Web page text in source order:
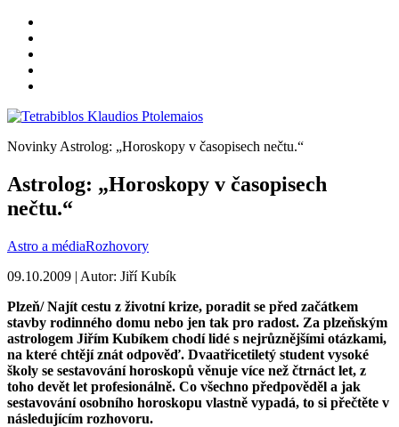
Novinky Astrolog: „Horoskopy v časopisech nečtu.“
Astrolog: „Horoskopy v časopisech
nečtu.“
Astro a médiaRozhovory
09.10.2009 | Autor: Jiří Kubík
Plzeň/ Najít cestu z životní krize, poradit se před začátkem
stavby rodinného domu nebo jen tak pro radost. Za plzeňským
astrologem Jiřím Kubíkem chodí lidé s nejrůznějšími otázkami,
na které chtějí znát odpověď. Dvaatřicetiletý student vysoké
školy se sestavování horoskopů věnuje více než čtrnáct let, z
toho devět let profesionálně. Co všechno předpověděl a jak
sestavování osobního horoskopu vlastně vypadá, to si přečtěte v
následujícím rozhovoru.